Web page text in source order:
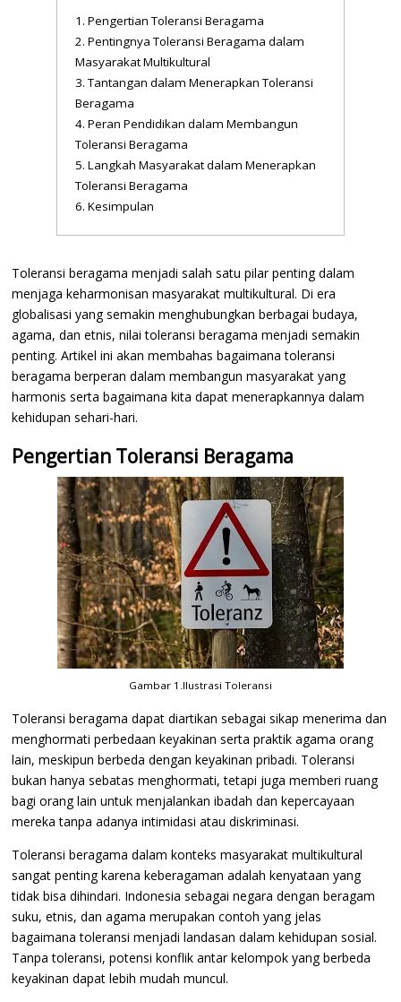
Pengertian Toleransi Beragama
Pentingnya Toleransi Beragama dalam
Masyarakat Multikultural
Tantangan dalam Menerapkan Toleransi
Beragama
Peran Pendidikan dalam Membangun
Toleransi Beragama
Langkah Masyarakat dalam Menerapkan
Toleransi Beragama
Kesimpulan
Toleransi beragama menjadi salah satu pilar penting dalam
menjaga keharmonisan masyarakat multikultural. Di era
globalisasi yang semakin menghubungkan berbagai budaya,
agama, dan etnis, nilai toleransi beragama menjadi semakin
penting. Artikel ini akan membahas bagaimana toleransi
beragama berperan dalam membangun masyarakat yang
harmonis serta bagaimana kita dapat menerapkannya dalam
kehidupan sehari-hari.
Pengertian Toleransi Beragama
Gambar 1.Ilustrasi Toleransi
Toleransi beragama dapat diartikan sebagai sikap menerima dan
menghormati perbedaan keyakinan serta praktik agama orang
lain, meskipun berbeda dengan keyakinan pribadi. Toleransi
bukan hanya sebatas menghormati, tetapi juga memberi ruang
bagi orang lain untuk menjalankan ibadah dan kepercayaan
mereka tanpa adanya intimidasi atau diskriminasi.
Toleransi beragama dalam konteks masyarakat multikultural
sangat penting karena keberagaman adalah kenyataan yang
tidak bisa dihindari. Indonesia sebagai negara dengan beragam
suku, etnis, dan agama merupakan contoh yang jelas
bagaimana toleransi menjadi landasan dalam kehidupan sosial.
Tanpa toleransi, potensi konflik antar kelompok yang berbeda
keyakinan dapat lebih mudah muncul.